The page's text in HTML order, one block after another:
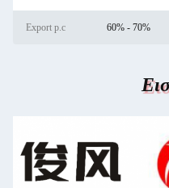
Export p.c 60% - 70%